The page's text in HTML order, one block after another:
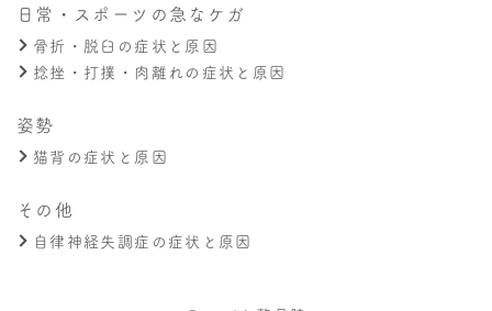
日常・スポーツの急なケガ
骨折・脱臼の症状と原因
捻挫・打撲・肉離れの症状と原因
姿勢
猫背の症状と原因
その他
自律神経失調症の症状と原因